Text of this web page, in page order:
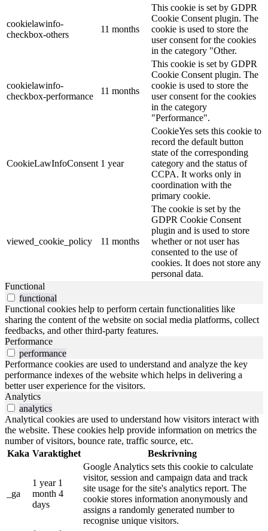
cookielawinfo-
checkbox-others
11 months
This cookie is set by GDPR
Cookie Consent plugin. The
cookie is used to store the
user consent for the cookies
in the category "Other.
cookielawinfo-
checkbox-performance
11 months
This cookie is set by GDPR
Cookie Consent plugin. The
cookie is used to store the
user consent for the cookies
in the category
"Performance".
CookieLawInfoConsent 1 year
CookieYes sets this cookie to
record the default button
state of the corresponding
category and the status of
CCPA. It works only in
coordination with the
primary cookie.
viewed_cookie_policy 11 months
The cookie is set by the
GDPR Cookie Consent
plugin and is used to store
whether or not user has
consented to the use of
cookies. It does not store any
personal data.
Functional
functional
Functional cookies help to perform certain functionalities like
sharing the content of the website on social media platforms, collect
feedbacks, and other third-party features.
Performance
performance
Performance cookies are used to understand and analyze the key
performance indexes of the website which helps in delivering a
better user experience for the visitors.
Analytics
analytics
Analytical cookies are used to understand how visitors interact with
the website. These cookies help provide information on metrics the
number of visitors, bounce rate, traffic source, etc.
Kaka Varaktighet Beskrivning
_ga
1 year 1
month 4
days
Google Analytics sets this cookie to calculate
visitor, session and campaign data and track
site usage for the site's analytics report. The
cookie stores information anonymously and
assigns a randomly generated number to
recognise unique visitors.